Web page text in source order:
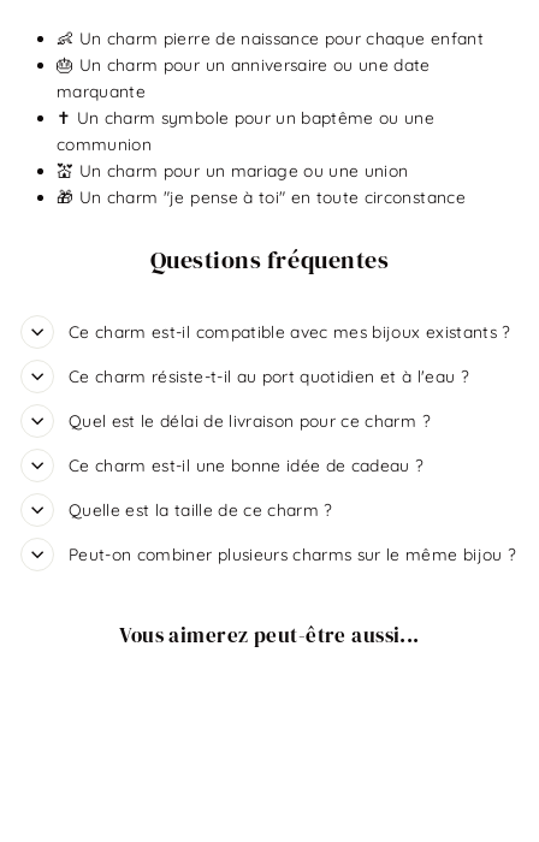
👶 Un charm pierre de naissance pour chaque enfant
🎂 Un charm pour un anniversaire ou une date
marquante
✝️ Un charm symbole pour un baptême ou une
communion
💒 Un charm pour un mariage ou une union
🎁 Un charm "je pense à toi" en toute circonstance
Questions fréquentes
Ce charm est-il compatible avec mes bijoux existants ?
Ce charm résiste-t-il au port quotidien et à l'eau ?
Quel est le délai de livraison pour ce charm ?
Ce charm est-il une bonne idée de cadeau ?
Quelle est la taille de ce charm ?
Peut-on combiner plusieurs charms sur le même bijou ?
Vous aimerez peut-être aussi...